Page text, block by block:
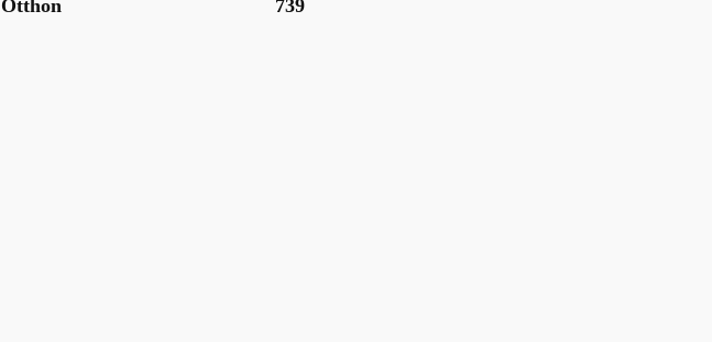
Otthon
739